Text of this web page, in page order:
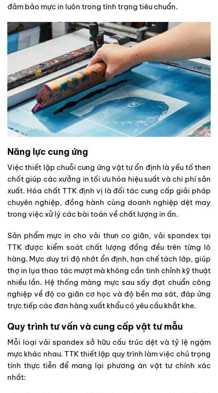
đảm bảo mực in luôn trong tình trạng tiêu chuẩn.
Năng lực cung ứng
Việc thiết lập chuỗi cung ứng vật tư ổn định là yếu tố then
chốt giúp các xưởng in tối ưu hóa hiệu suất và chi phí sản
xuất. Hóa chất TTK định vị là đối tác cung cấp giải pháp
chuyên nghiệp, đồng hành cùng doanh nghiệp dệt may
trong việc xử lý các bài toán về chất lượng in ấn.
Sản phẩm mực in cho vải thun co giãn, vải spandex tại
TTK được kiểm soát chất lượng đồng đều trên từng lô
hàng. Mực duy trì độ nhớt ổn định, hạn chế tách lớp, giúp
thợ in lụa thao tác mượt mà không cần tinh chỉnh kỹ thuật
nhiều lần. Hệ thống màng mực sau sấy đạt chuẩn công
nghiệp về độ co giãn cơ học và độ bền ma sát, đáp ứng
trực tiếp các đơn hàng xuất khẩu có yêu cầu khắt khe.
Quy trình tư vấn và cung cấp vật tư mẫu
Mỗi loại vải spandex sở hữu cấu trúc dệt và tỷ lệ ngậm
mực khác nhau. TTK thiết lập quy trình làm việc chú trọng
tính thực tiễn để mang lại phương án vật tư chính xác
nhất: